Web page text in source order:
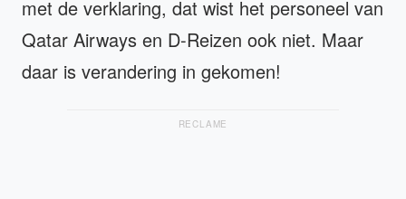
met de verklaring, dat wist het personeel van
Qatar Airways en D-Reizen ook niet. Maar
daar is verandering in gekomen!
RECLAME